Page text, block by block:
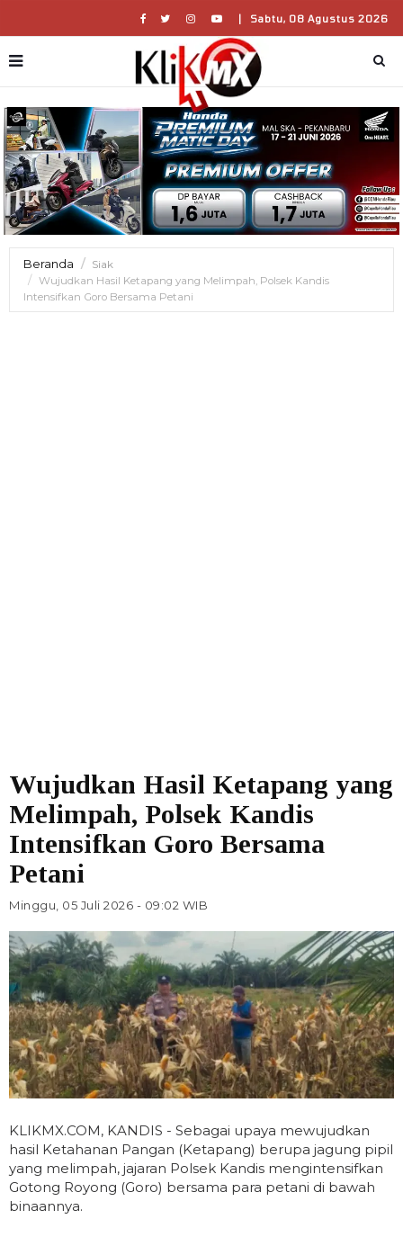
| Sabtu, 08 Agustus 2026
Beranda
Siak
Wujudkan Hasil Ketapang yang Melimpah, Polsek Kandis
Intensifkan Goro Bersama Petani
Wujudkan Hasil Ketapang yang
Melimpah, Polsek Kandis
Intensifkan Goro Bersama
Petani
Minggu, 05 Juli 2026 - 09:02 WIB
KLIKMX.COM, KANDIS - Sebagai upaya mewujudkan
hasil Ketahanan Pangan (Ketapang) berupa jagung pipil
yang melimpah, jajaran Polsek Kandis mengintensifkan
Gotong Royong (Goro) bersama para petani di bawah
binaannya.